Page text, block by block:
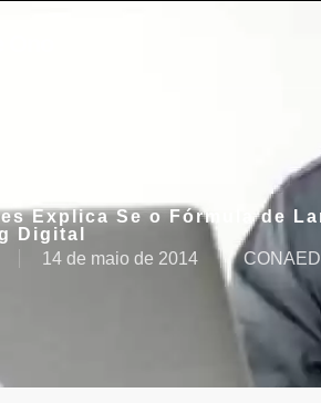
Explica Se o Fórmula de
Digital
14 de maio de 2014 CONAED